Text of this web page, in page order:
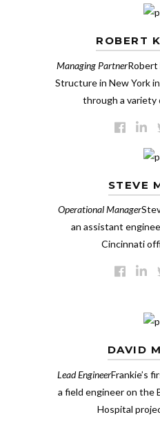
ROBERT
Managing PartnerRobert
Structure in New York
through a variety
STEVE
Operational Manager
an assistant
Cincinnati
DAVID
Lead EngineerFrankie’s
a field engineer on the
Hospital